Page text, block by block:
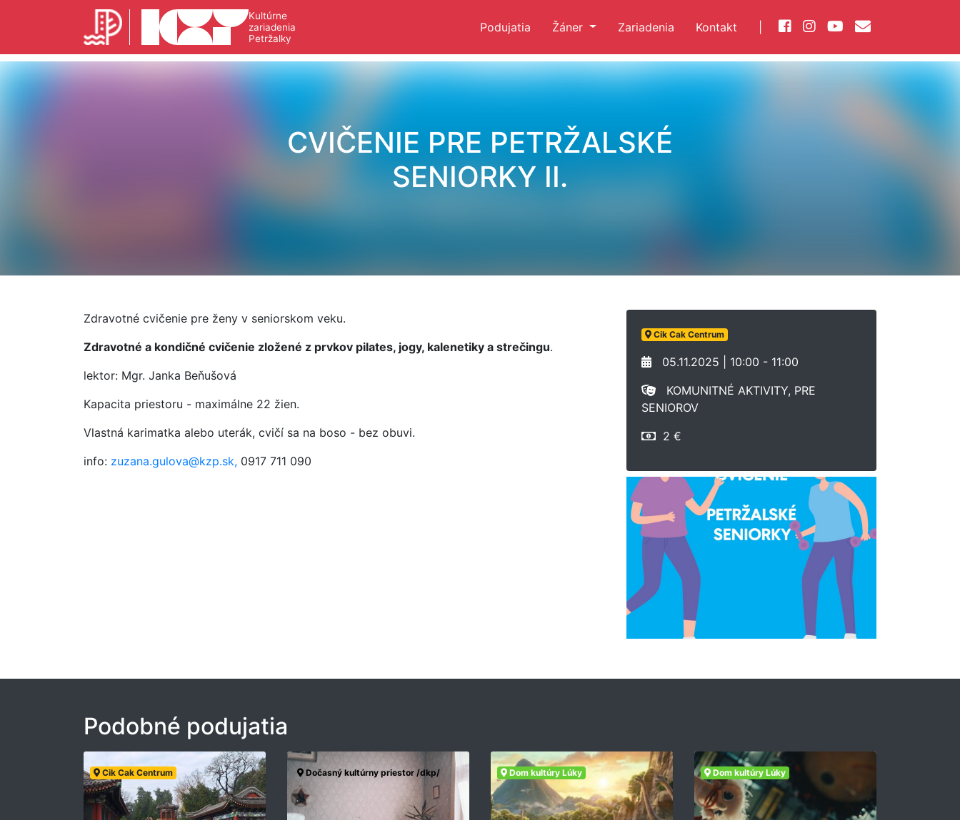
Kultúrne
zariadenia
Petržalky
Podujatia Žáner Zariadenia Kontakt
CVIČENIE PRE PETRŽALSKÉ
SENIORKY II.
Zdravotné cvičenie pre ženy v seniorskom veku.
Zdravotné a kondičné cvičenie zložené z prvkov pilates, jogy, kalenetiky a strečingu.
lektor: Mgr. Janka Beňušová
Kapacita priestoru - maximálne 22 žien.
Vlastná karimatka alebo uterák, cvičí sa na boso - bez obuvi.
info: zuzana.gulova@kzp.sk, 0917 711 090
Cik Cak Centrum
05.11.2025 | 10:00 - 11:00
KOMUNITNÉ AKTIVITY, PRE
SENIOROV
2 €
Podobné podujatia
Cik Cak Centrum Dočasný kultúrny priestor /dkp/ Dom kultúry Lúky Dom kultúry Lúky